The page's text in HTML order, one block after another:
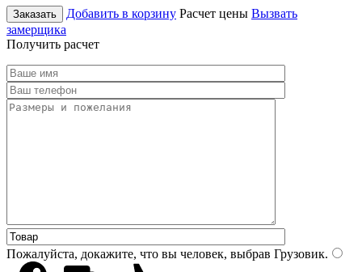
Заказать Добавить в корзину Расчет цены Вызвать
замерщика
Получить расчет
Пожалуйста, докажите, что вы человек, выбрав Грузовик.